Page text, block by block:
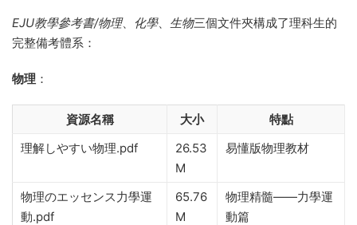
EJU教學參考書/物理、 化學、 生物三個文件夾構成了理科生的
完整備考體系：
物理 ：
資源名稱 大小
特點
理解しやすい物理.pdf
26.53
M
易懂版物理教材
物理のエッセンス力學運
動.pdf
65.76
M
物理精髓——力學運
動篇